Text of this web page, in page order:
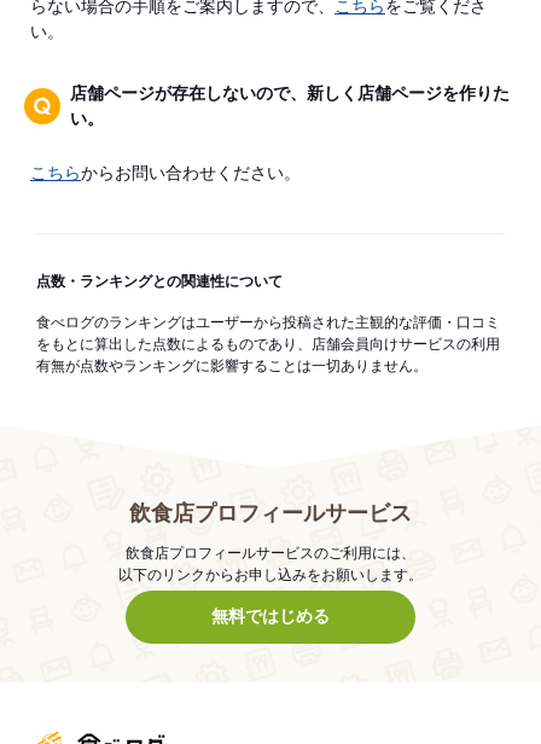
らない場合の手順をご案内しますので、
こちらをご覧くださ
い。
店舗ページが存在しないので、新しく店舗ページを作りた
い。
こちらからお問い合わせください。
点数・ランキングとの関連性について
食べログのランキングはユーザーから投稿された主観的な評価・口コミ
をもとに算出した点数によるものであり、店舗会員向けサービスの利用
有無が点数やランキングに影響することは一切ありません。
飲食店プロフィールサービス
飲食店プロフィールサービスのご利用には、
以下のリンクからお申し込みをお願いします。
無料ではじめる